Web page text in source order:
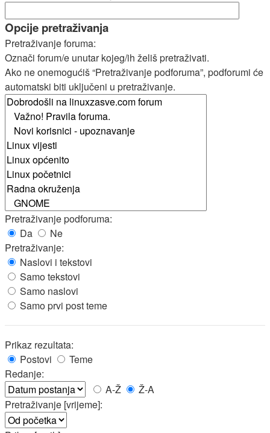
Opcije pretraživanja
Pretraživanje foruma:
Označi forum/e unutar kojeg/ih želiš pretraživati.
Ako ne onemogućiš “Pretraživanje podforuma”, podforumi će
automatski biti uključeni u pretraživanje.
Pretraživanje podforuma:
Da
Ne
Pretraživanje:
Naslovi i tekstovi
Samo tekstovi
Samo naslovi
Samo prvi post teme
Prikaz rezultata:
Postovi
Teme
Redanje:
A-Ž
Ž-A
Pretraživanje [vrijeme]: